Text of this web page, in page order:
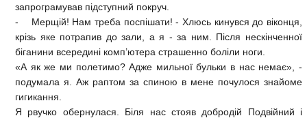
запрограмував підступний покруч.
- Мерщій! Нам треба поспішати! - Хлюсь кинувся до віконця,
крізь яке потрапив до зали, а я - за ним. Після нескінченної
біганини всередині комп’ютера страшенно боліли ноги.
«А як же ми полетимо? Адже мильної бульки в нас немає», -
подумала я. Аж раптом за спиною в мене почулося знайоме
гигикання.
Я рвучко обернулася. Біля нас стояв добродій Подвійний і